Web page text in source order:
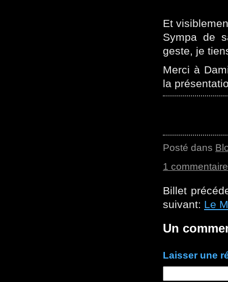
Et
Sympa de
geste, je
Merci à
la
Posté dans
1 commentaire
Billet
suivant: Le
Un
Laisser une